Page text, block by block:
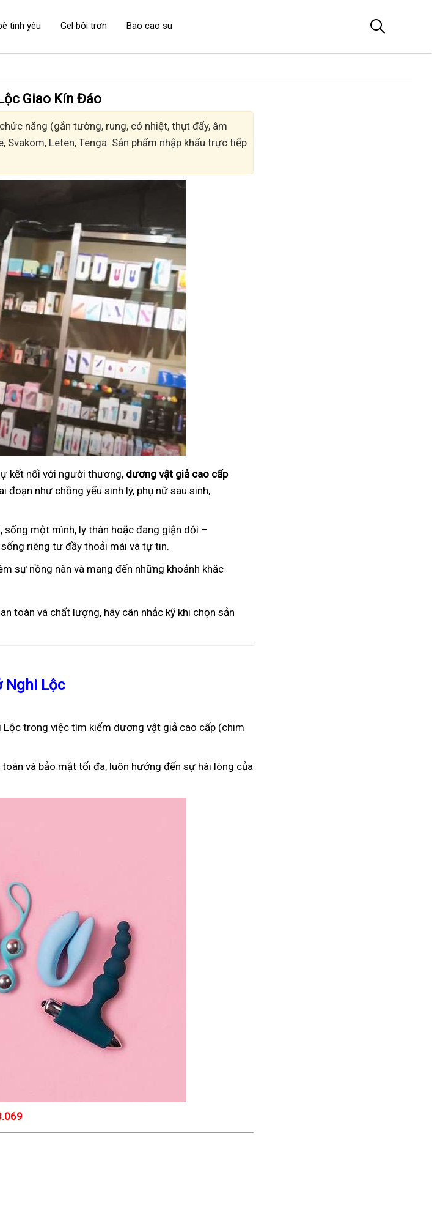
Giao Kín Đáo
năng (gắn tường, rung, có nhiệt, thụt đẩy, âm
Leten, Tenga. Sản phẩm nhập khẩu trực tiếp
kết nối với người thương, dương vật giả cao cấp
như chồng yếu sinh lý, phụ nữ sau sinh,
một mình, ly thân hoặc đang giận dỗi –
riêng tư đầy thoải mái và tự tin.
sự nồng nàn và mang đến những khoảnh khắc
toàn và chất lượng, hãy cân nhắc kỹ khi chọn sản
Nghi Lộc
trong việc tìm kiếm dương vật giả cao cấp (chim
và bảo mật tối đa, luôn hướng đến sự hài lòng của
tình yêu Gel bôi trơn Bao cao su